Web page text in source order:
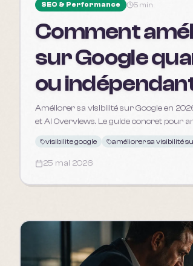
SEO & Performance 5 min
Comment
sur Google
ou
Améliorer sa visibilité sur Google en
et AI Overviews. Le guide concret pour
visibilite google améliorer sa visibilité
25 mai 2026